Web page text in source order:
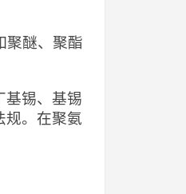
聚醚、聚酯
基锡、基锡
规。在聚氨